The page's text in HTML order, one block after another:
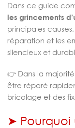
Dans ce guide
les grincements
principales
réparation et les
silencieux et
👉 Dans la
être réparé
bricolage et des
➤ Pourquoi